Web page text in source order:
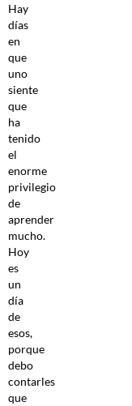
Hay
días
en
que
uno
siente
que
ha
tenido
el
enorme
privilegio
de
aprender
mucho.
Hoy
es
un
día
de
esos,
porque
debo
contarles
que